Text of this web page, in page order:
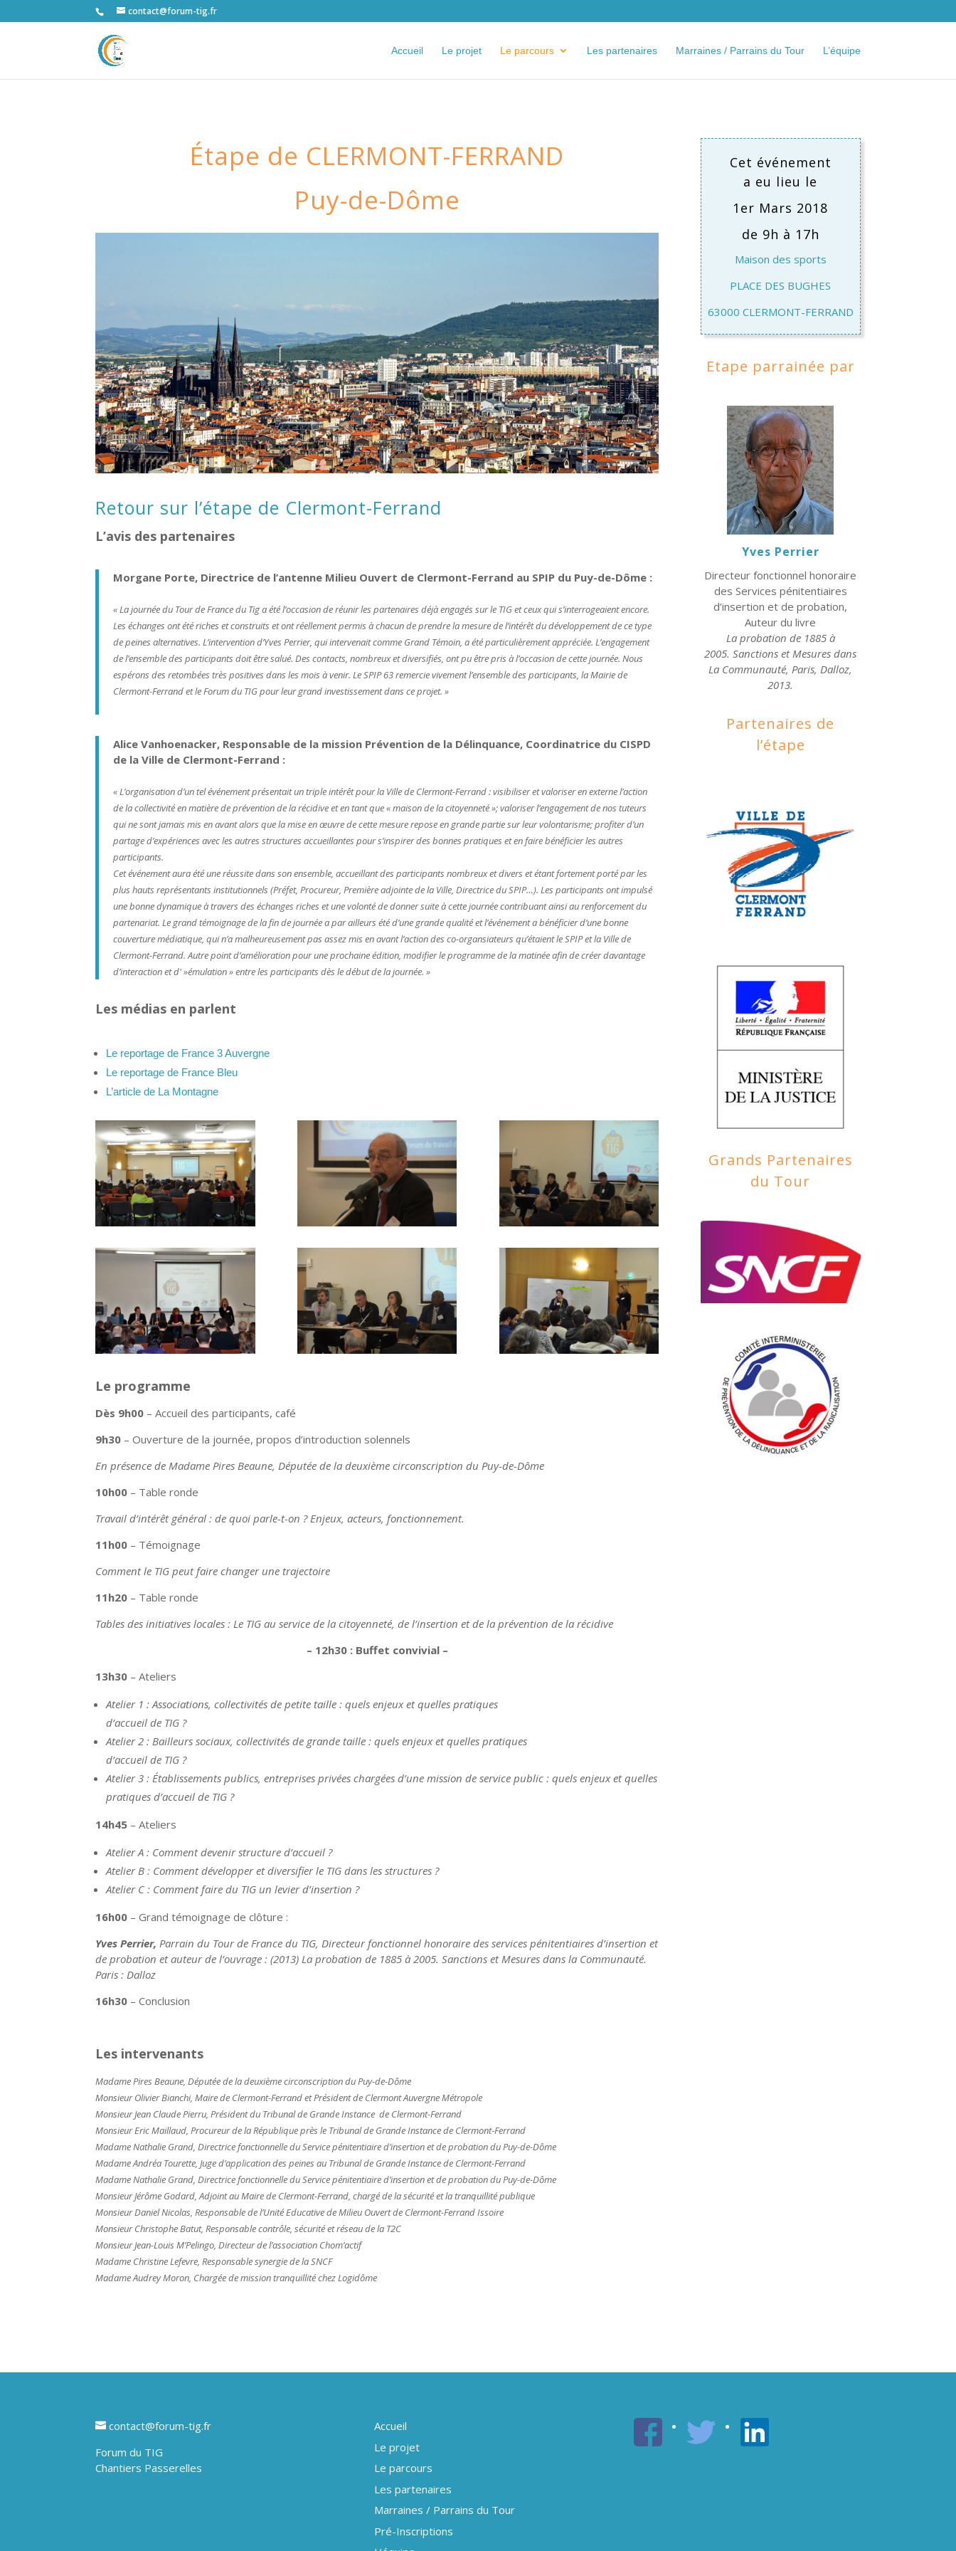
contact@forum-tig.fr
Accueil Le projet Le parcours Les partenaires Marraines / Parrains du Tour L’équipe
Étape de CLERMONT-FERRAND
Puy-de-Dôme
Retour sur l’étape de Clermont-Ferrand
L’avis des partenaires
Morgane Porte, Directrice de l’antenne Milieu Ouvert de Clermont-Ferrand au SPIP du Puy-de-Dôme :
« La journée du Tour de France du Tig a été l’occasion de réunir les partenaires déjà engagés sur le TIG et ceux qui s’interrogeaient encore.
Les échanges ont été riches et construits et ont réellement permis à chacun de prendre la mesure de l’intérêt du développement de ce type
de peines alternatives. L’intervention d’Yves Perrier, qui intervenait comme Grand Témoin, a été particulièrement appréciée. L’engagement
de l’ensemble des participants doit être salué. Des contacts, nombreux et diversifiés, ont pu être pris à l’occasion de cette journée. Nous
espérons des retombées très positives dans les mois à venir. Le SPIP 63 remercie vivement l’ensemble des participants, la Mairie de
Clermont-Ferrand et le Forum du TIG pour leur grand investissement dans ce projet. »
Alice Vanhoenacker, Responsable de la mission Prévention de la Délinquance, Coordinatrice du CISPD
de la Ville de Clermont-Ferrand :
« L’organisation d’un tel événement présentait un triple intérêt pour la Ville de Clermont-Ferrand : visibiliser et valoriser en externe l’action
de la collectivité en matière de prévention de la récidive et en tant que « maison de la citoyenneté »; valoriser l’engagement de nos tuteurs
qui ne sont jamais mis en avant alors que la mise en œuvre de cette mesure repose en grande partie sur leur volontarisme; profiter d’un
partage d’expériences avec les autres structures accueillantes pour s’inspirer des bonnes pratiques et en faire bénéficier les autres
participants.
Cet événement aura été une réussite dans son ensemble, accueillant des participants nombreux et divers et étant fortement porté par les
plus hauts représentants institutionnels (Préfet, Procureur, Première adjointe de la Ville, Directrice du SPIP…). Les participants ont impulsé
une bonne dynamique à travers des échanges riches et une volonté de donner suite à cette journée contribuant ainsi au renforcement du
partenariat. Le grand témoignage de la fin de journée a par ailleurs été d’une grande qualité et l’événement a bénéficier d’une bonne
couverture médiatique, qui n’a malheureusement pas assez mis en avant l’action des co-organsiateurs qu’étaient le SPIP et la Ville de
Clermont-Ferrand. Autre point d’amélioration pour une prochaine édition, modifier le programme de la matinée afin de créer davantage
d’interaction et d' »émulation » entre les participants dès le début de la journée. »
Les médias en parlent
Le reportage de France 3 Auvergne
Le reportage de France Bleu
L’article de La Montagne
Le programme
Dès 9h00 – Accueil des participants, café
9h30 – Ouverture de la journée, propos d’introduction solennels
En présence de Madame Pires Beaune, Députée de la deuxième circonscription du Puy-de-Dôme
10h00 – Table ronde
Travail d’intérêt général : de quoi parle-t-on ? Enjeux, acteurs, fonctionnement.
11h00 – Témoignage
Comment le TIG peut faire changer une trajectoire
11h20 – Table ronde
Tables des initiatives locales : Le TIG au service de la citoyenneté, de l’insertion et de la prévention de larécidive
– 12h30 : Buffet convivial –
13h30 – Ateliers
Atelier 1 : Associations, collectivités de petite taille : quels enjeux et quelles pratiques
d’accueil de TIG ?
Atelier 2 : Bailleurs sociaux, collectivités de grande taille : quels enjeux et quelles pratiques
d’accueil de TIG ?
Atelier 3 : Établissements publics, entreprises privées chargées d’une mission de servicepublic : quels enjeux et quelles
pratiques d’accueil de TIG ?
14h45 – Ateliers
Atelier A : Comment devenir structure d’accueil ?
Atelier B : Comment développer et diversifier le TIG dans les structures ?
Atelier C : Comment faire du TIG un levier d’insertion ?
16h00 – Grand témoignage de clôture :
Yves Perrier,Parrain du Tour de France du TIG,Directeur fonctionnel honoraire des services pénitentiaires d’insertion et
de probation et auteur de l’ouvrage :(2013) La probation de 1885 à 2005. Sanctions et Mesures dans la Communauté.
Paris : Dalloz
16h30 – Conclusion
Les intervenants
Madame Pires Beaune, Députée de la deuxième circonscription du Puy-de-Dôme
Monsieur Olivier Bianchi, Maire de Clermont-Ferrand et Président de Clermont Auvergne Métropole
Monsieur Jean Claude Pierru, Président du Tribunal de Grande Instance de Clermont-Ferrand
Monsieur Eric Maillaud, Procureur de la République près le Tribunal de Grande Instance de Clermont-Ferrand
Madame Nathalie Grand, Directrice fonctionnelle du Service pénitentiaire d’insertion et de probation du Puy-de-Dôme
Madame Andréa Tourette, Juge d’application des peines au Tribunal de Grande Instance de Clermont-Ferrand
Madame Nathalie Grand, Directrice fonctionnelle du Service pénitentiaire d’insertion et de probation du Puy-de-Dôme
Monsieur Jérôme Godard, Adjoint au Maire de Clermont-Ferrand, chargé de la sécurité et la tranquillité publique
Monsieur Daniel Nicolas, Responsable de l’Unité Educative de Milieu Ouvert de Clermont-Ferrand Issoire
Monsieur Christophe Batut, Responsable contrôle, sécurité et réseau de la T2C
Monsieur Jean-Louis M’Pelingo, Directeur de l’association Chom’actif
Madame Christine Lefevre, Responsable synergie de la SNCF
Madame Audrey Moron, Chargée de mission tranquillité chez Logidôme
Cet événement
a eu lieu le
1er Mars 2018
de 9h à 17h
Maison des sports
PLACE DES BUGHES
63000 CLERMONT-FERRAND
Etape parrainée par
Yves Perrier
Directeur fonctionnel honoraire
des Services pénitentiaires
d’insertion et de probation,
Auteur du livre
La probation de 1885 à
2005. Sanctions et Mesures dans
La Communauté, Paris, Dalloz,
2013.
Partenaires de
l’étape
Grands Partenaires
du Tour
contact@forum-tig.fr
Forum du TIG
Chantiers Passerelles
Accueil
Le projet
Le parcours
Les partenaires
Marraines / Parrains du Tour
Pré-Inscriptions